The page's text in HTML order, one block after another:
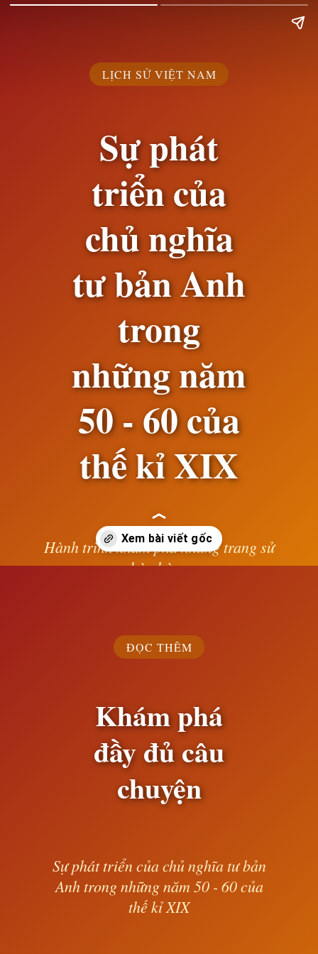
LỊCH SỬ VIỆT NAM
Sự phát
triển của
chủ nghĩa
tư bản Anh
trong
những năm
50 - 60 của
thế kỉ XIX
Hành trình khám phá những trang sử
hào hùng
ĐỌC THÊM
Khám phá
đầy đủ câu
chuyện
Sự phát triển của chủ nghĩa tư bản
Anh trong những năm 50 - 60 của
thế kỉ XIX